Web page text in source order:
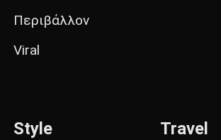
Περιβάλλον
Viral
Style Travel